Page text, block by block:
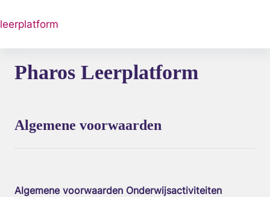
leerplatform
Pharos Leerplatform
Algemene voorwaarden
Algemene voorwaarden Onderwijsactiviteiten